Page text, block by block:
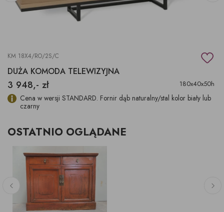
KM 18X4/RO/2S/C
DUŻA KOMODA TELEWIZYJNA
3 948,- zł 180x40x50h
Cena w wersji STANDARD. Fornir dąb naturalny/stal kolor biały lub
czarny
OSTATNIO OGLĄDANE